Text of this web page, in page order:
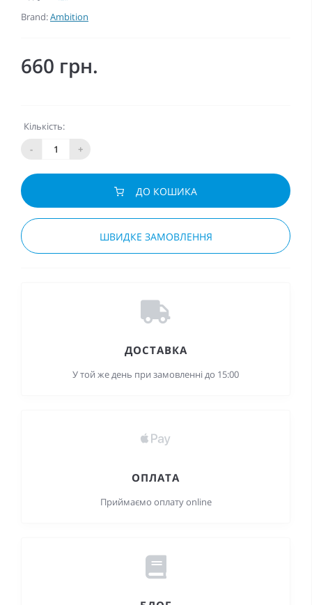
Brand:Ambition
660 грн.
Кількість:
-
+
ДО КОШИКА
ШВИДКЕ ЗАМОВЛЕННЯ
ДОСТАВКА
У той же день при замовленні до 15:00
ОПЛАТА
Приймаємо оплату online